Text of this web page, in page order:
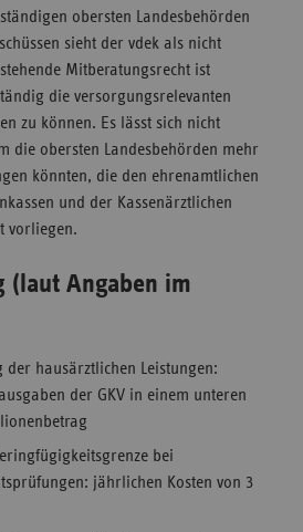
obersten Landesbehörden
sieht der vdek als nicht
Mitberatungsrecht ist
die versorgungsrelevanten
zu können. Es lässt sich nicht
die obersten Landesbehörden mehr
könnten, die den ehrenamtlichen
und der Kassenärztlichen
vorliegen.
(laut Angaben im
der hausärztlichen Leistungen:
der GKV in einem unteren
bei
jährlichen Kosten von 3